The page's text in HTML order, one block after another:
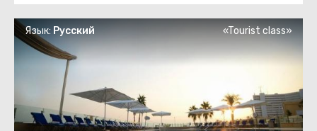
Язык: Русский «Tourist class»